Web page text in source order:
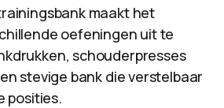
maakt het
oefeningen uit te
schouderpresses
stevige bank die verstelbaar
posities.